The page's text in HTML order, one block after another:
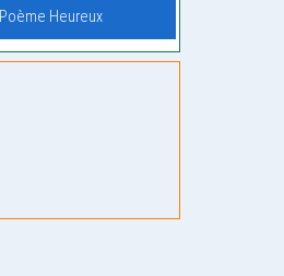
Poème Heureux